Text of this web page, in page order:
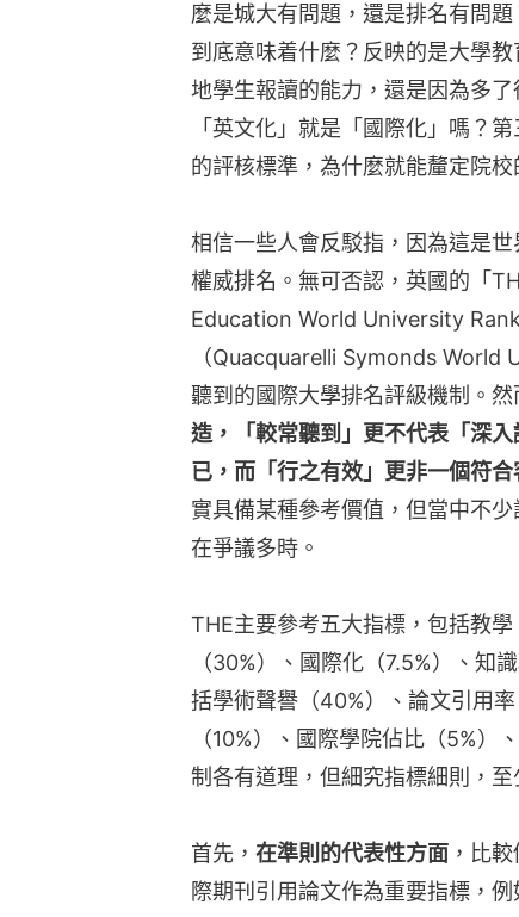
麼是城大有問題，還是排名有問
到底意味着什麼？反映的是大學
地學生報讀的能力，還是因為多
「英文化」就是「國際化」嗎？
的評核標準，為什麼就能釐定院
相信一些人會反駁指，因為這是
權威排名。無可否認，英國的「
Education World University
（Quacquarelli Symonds World
聽到的國際大學排名評級機制。然
造，「較常聽到」更不代表「深
已，而「行之有效」更非一個符
實具備某種參考價值，但當中不
在爭議多時。
THE主要參考五大指標，包括教
（30%）、國際化（7.5%）、知
括學術聲譽（40%）、論文引用
（10%）、國際學院佔比（5%）
制各有道理，但細究指標細則，至
首先， 在準則的代表性方面 ，比
際期刊引用論文作為重要指標，